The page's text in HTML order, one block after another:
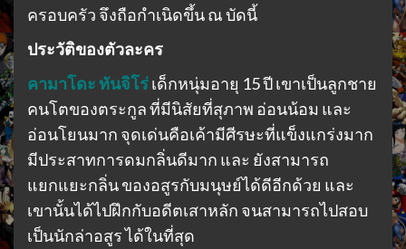
ครอบครัว จึงถือกำเนิดขึ้น ณ บัดนี้
ประวัติของตัวละคร
คามาโดะ ทันจิโร่เด็กหนุ่มอายุ 15 ปี เขาเป็นลูกชาย
คนโตของตระกูล ที่มีนิสัยที่สุภาพ อ่อนน้อม และ
อ่อนโยนมาก จุดเด่นคือเค้ามีศีรษะที่แข็งแกร่งมาก
มีประสาทการดมกลิ่นดีมาก และ ยังสามารถ
แยกแยะกลิ่น ของอสูรกับมนุษย์ได้ดีอีกด้วย และ
เขานั้นได้ไปฝึกกับอดีตเสาหลัก จนสามารถไปสอบ
เป็นนักล่าอสูร ได้ในที่สุด